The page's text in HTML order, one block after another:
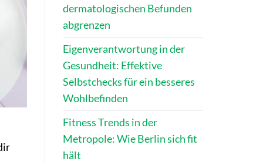
dermatologischen Befunden
abgrenzen
Eigenverantwortung in der
Gesundheit: Effektive
Selbstchecks für ein besseres
Wohlbefinden
Fitness Trends in der
Metropole: Wie Berlin sich fit
hält